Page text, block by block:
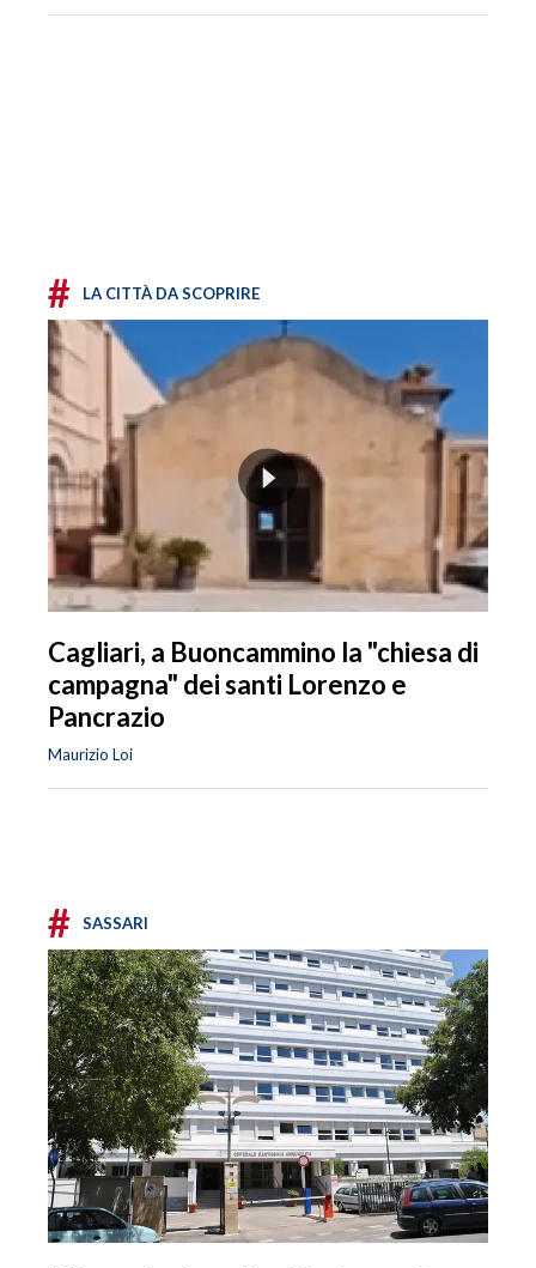
# LA CITTÀ DA SCOPRIRE
Cagliari, a Buoncammino la "chiesa di
campagna" dei santi Lorenzo e
Pancrazio
Maurizio Loi
# SASSARI